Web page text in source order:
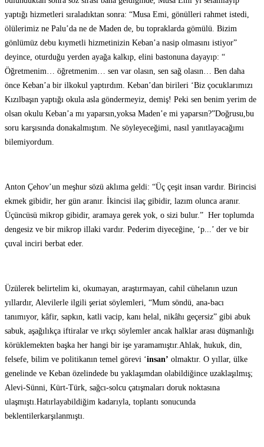
yaptığı hizmetleri sıraladıktan sonra: “Musa Emi, gönülleri rahmet istedi,
ölülerimiz ne Palu’da ne de Maden de, bu topraklarda gömülü. Bizim
gönlümüz debu kıymetli hizmetinizin Keban’a nasip olmasını istiyor”
deyince, oturduğu yerden ayağa kalkıp, elini bastonuna dayayıp: “
Öğretmenim… öğretmenim… sen var olasın, sen sağ olasın… Ben daha
önce Keban’a bir ilkokul yaptırdım. Keban’dan birileri ‘Biz çocuklarımızı
Kızılbaşın yaptığı okula asla göndermeyiz, demiş! Peki sen benim yerim de
olsan okulu Keban’a mı yaparsın,yoksa Maden’e mi yaparsın?”Doğrusu,bu
soru karşısında donakalmıştım. Ne söyleyeceğimi, nasıl yanıtlayacağımı
bilemiyordum.
Anton Çehov’un meşhur sözü aklıma geldi: “Üç çeşit insan vardır. Birincisi
ekmek gibidir, her gün aranır. İkincisi ilaç gibidir, lazım olunca aranır.
Üçüncüsü mikrop gibidir, aramaya gerek yok, o sizi bulur.” Her toplumda
dengesiz ve bir mikrop illaki vardır. Pederim diyeceğine, ‘p...’ der ve bir
çuval inciri berbat eder.
Üzülerek belirtelim ki, okumayan, araştırmayan, cahil cühelanın uzun
yıllardır, Alevilerle ilgili şeriat söylemleri, “Mum söndü, ana-bacı
tanımıyor, kâfir, sapkın, katli vacip, kanı helal, nikâhı geçersiz” gibi abuk
sabuk, aşağılıkça iftiralar ve ırkçı söylemler ancak halklar arası düşmanlığı
körüklemekten başka her hangi bir işe yaramamıştır.Ahlak, hukuk, din,
felsefe, bilim ve politikanın temel görevi ‘insan’ olmaktır. O yıllar, ülke
genelinde ve Keban özelindede bu yaklaşımdan olabildiğince uzaklaşılmış;
Alevi-Sünni, Kürt-Türk, sağcı-solcu çatışmaları doruk noktasına
ulaşmıştı.Hatırlayabildiğim kadarıyla, toplantı sonucunda
beklentilerkarşılanmıştı.